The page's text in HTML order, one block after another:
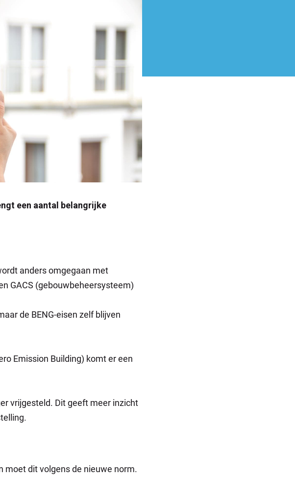
een aantal belangrijke
anders omgegaan met
GACS (gebouwbeheersysteem)
de BENG-eisen zelf blijven
Emission Building) komt er een
vrijgesteld. Dit geeft meer inzicht
moet dit volgens de nieuwe norm.